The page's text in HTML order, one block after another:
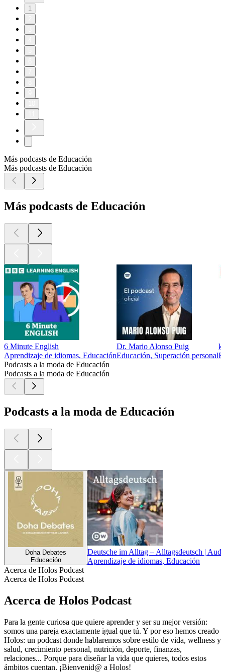
1
Más podcasts de Educación
Más podcasts de Educación
Más podcasts de Educación
6 Minute English
Aprendizaje de idiomas, Educación
Dr. Mario Alonso Puig
Educación, Superación personal
Podcasts a la moda de Educación
Podcasts a la moda de Educación
Podcasts a la moda de Educación
Doha Debates
Educación
Deutsche im Alltag – Alltagsdeutsch |
Aprendizaje de idiomas, Educación
Acerca de Holos Podcast
Acerca de Holos Podcast
Acerca de Holos Podcast
Para la gente curiosa que quiere aprender y ser su mejor versión:
somos una pareja exactamente igual que tú. Y por eso hemos creado
Holos: un podcast donde hablaremos sobre estilo de vida, wellness y
salud, crecimiento personal, nutrición, deporte, finanzas,
relaciones... Porque para diseñar la vida que quieres, todos estos
ámbitos cuentan. ¡Bienvenid@ a Holos!